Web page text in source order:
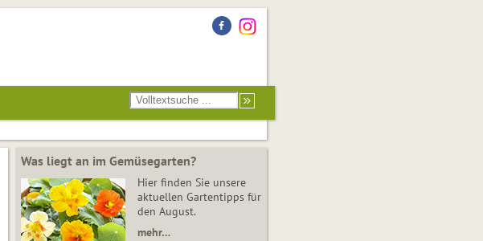
Was liegt an im Gemüsegarten?
Hier finden Sie unsere
aktuellen Gartentipps für
den August.
mehr…